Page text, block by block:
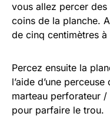
vous allez percer
coins de la planche.
de cinq centimètres
Percez ensuite la
l’aide d’une
marteau perforateur
pour parfaire le trou.